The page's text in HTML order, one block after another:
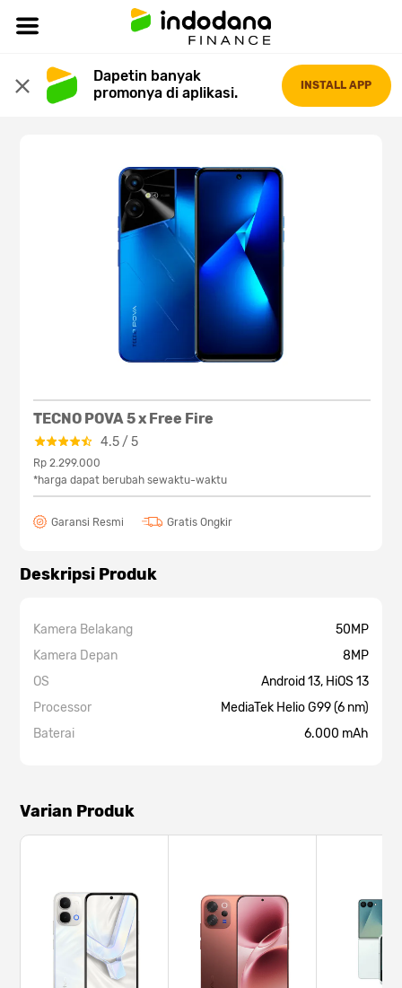
Dapetin banyak
promonya di aplikasi.
INSTALL APP
TECNO POVA 5 x Free Fire
4.5/5
Rp 2.299.000
*harga dapat berubah sewaktu-waktu
Garansi Resmi Gratis Ongkir
Deskripsi Produk
Kamera Belakang
50MP
Kamera Depan
8MP
OS
Android 13, HiOS 13
Processor
MediaTek Helio G99 (6 nm)
Baterai
6.000 mAh
Varian Produk